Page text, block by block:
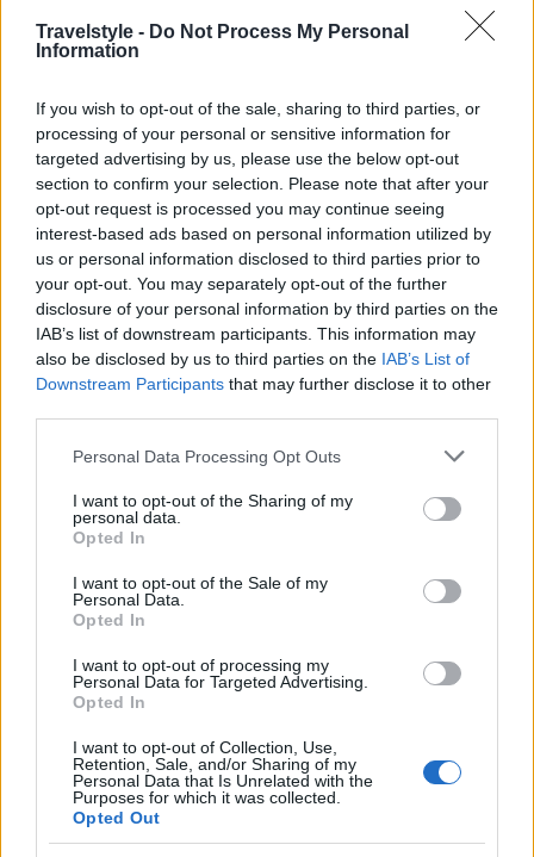
Travelstyle - Do Not Process My Personal
Information
If you wish to opt-out of the sale, sharing to third parties, or
processing of your personal or sensitive information for
targeted advertising by us, please use the below opt-out
section to confirm your selection. Please note that after your
opt-out request is processed you may continue seeing
interest-based ads based on personal information utilized by
us or personal information disclosed to third parties prior to
your opt-out. You may separately opt-out of the further
disclosure of your personal information by third parties on the
IAB’s list of downstream participants. This information may
also be disclosed by us to third parties on the IAB’s List of
Downstream Participants that may further disclose it to other
Please note that this website/app uses one or more Google
not limited to your visit or usage behaviour. You may click to
grant or deny consent to Google and its third-party tags to
use your data for below specified purposes in below Google
consent section.
Personal Data Processing Opt Outs
I want to opt-out of the Sharing of my
personal data.
Opted In
I want to opt-out of the Sale of my
Personal Data.
Opted In
I want to opt-out of processing my
Personal Data for Targeted Advertising.
Opted In
I want to opt-out of Collection, Use,
Retention, Sale, and/or Sharing of my
Personal Data that Is Unrelated with the
Purposes for which it was collected.
Opted Out
Τι κι αν ο κορονοϊός έχει επηρεάσει τον τρόπο που διεξάγονται οι γάμοι!
Travel
Οι ειδικοί στο γαμήλιο ταξίδι επιλέγουν την Ελλάδα! Ποιοι
άλλοι ειδυλλιακοί προορισμοί βρίσκονται στη λίστα;
16 Μαρτίου 2020, 14:03
Οι ιδανικότεροι προορισμοί στην Ευρώπη για ένα γαμήλιο
9 Νοεμβρίου 2019, 9:23
Παντρεύεστε και αναζητάτε τον ιδανικότερο προορισμό στην Ευρώπη για το